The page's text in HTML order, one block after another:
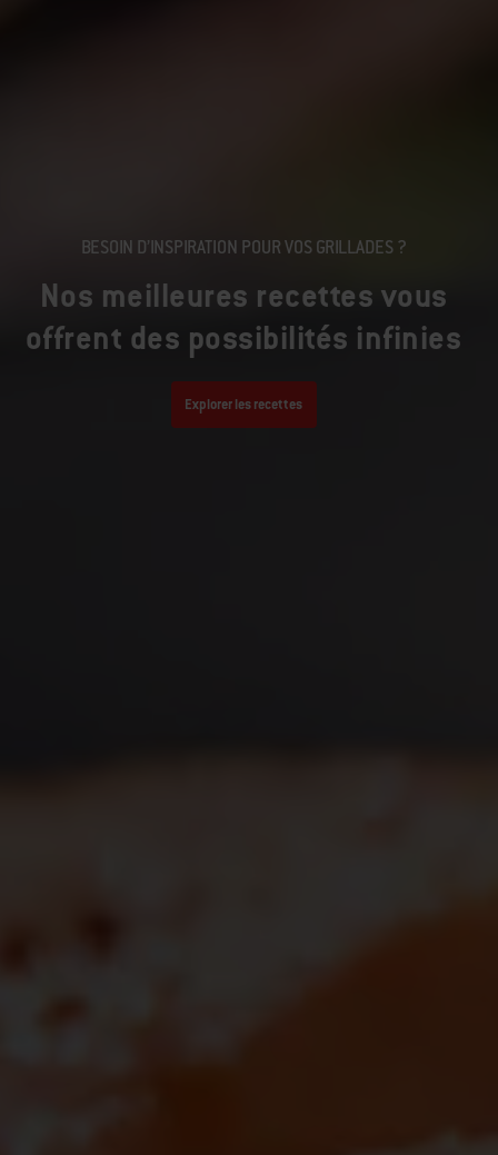
BESOIN D’INSPIRATION POUR VOS GRILLADES ?
Nos meilleures recettes vous
offrent des possibilités infinies
Explorer les recettes